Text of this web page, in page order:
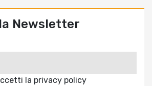
Newsletter
la privacy policy